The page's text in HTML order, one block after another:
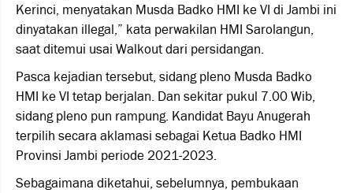
Kerinci, menyatakan Musda Badko HMI ke VI di Jambi ini
dinyatakan illegal,” kata perwakilan HMI Sarolangun,
saat ditemui usai Walkout dari persidangan.
Pasca kejadian tersebut, sidang pleno Musda Badko
HMI ke VI tetap berjalan. Dan sekitar pukul 7.00 Wib,
sidang pleno pun rampung. Kandidat Bayu Anugerah
terpilih secara aklamasi sebagai Ketua Badko HMI
Provinsi Jambi periode 2021-2023.
Sebagaimana diketahui, sebelumnya, pembukaan